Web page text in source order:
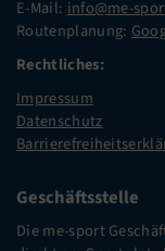
E-Mail: info@me-
Routenplanung:
Rechtliches:
Impressum
Datenschutz
Geschäftsstelle
Die me-sport